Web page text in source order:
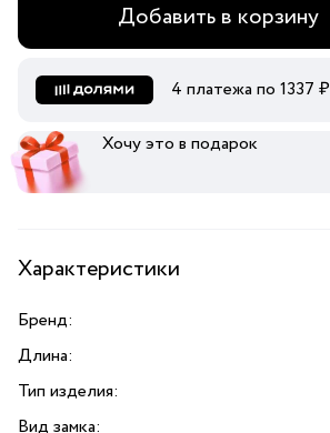
Добавить в корзину
4 платежа по 1337 ₽
Хочу это в подарок
Характеристики
Бренд:
Длина:
Тип изделия:
Вид замка: